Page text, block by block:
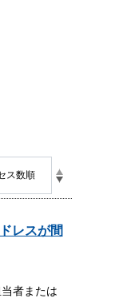
レスが間
者または